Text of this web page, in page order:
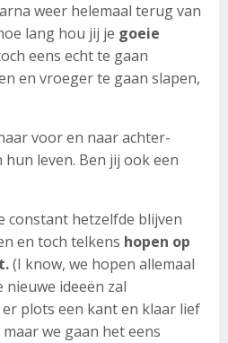
weer helemaal terug van
lang hou jij je goeie
eens echt te gaan
en vroeger te gaan slapen,
voor en naar achter-
leven. Ben jij ook een
constant hetzelfde blijven
en toch telkens hopen op
(I know, we hopen allemaal
nieuwe ideeën zal
plots een kant en klaar lief
we gaan het eens